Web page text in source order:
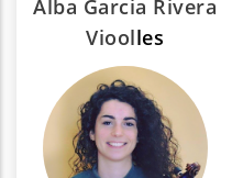
Alba Garcia Rivera
Vioolles